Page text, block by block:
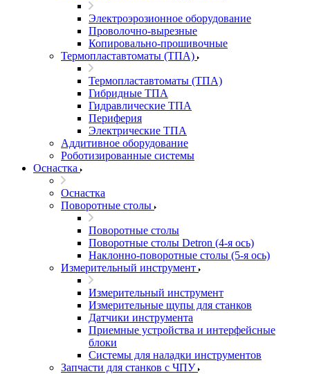
Электроэрозионное оборудование
Проволочно-вырезные
Копировально-прошивочные
Термопластавтоматы (ТПА)
Термопластавтоматы (ТПА)
Гибридные ТПА
Гидравлические ТПА
Периферия
Электрические ТПА
Аддитивное оборудование
Роботизированные системы
Оснастка
Оснастка
Поворотные столы
Поворотные столы
Поворотные столы Detron (4-я ось)
Наклонно-поворотные столы (5-я ось)
Измерительный инструмент
Измерительный инструмент
Измерительные щупы для станков
Датчики инструмента
Приемные устройства и интерфейсные
блоки
Системы для наладки инструментов
Запчасти для станков с ЧПУ